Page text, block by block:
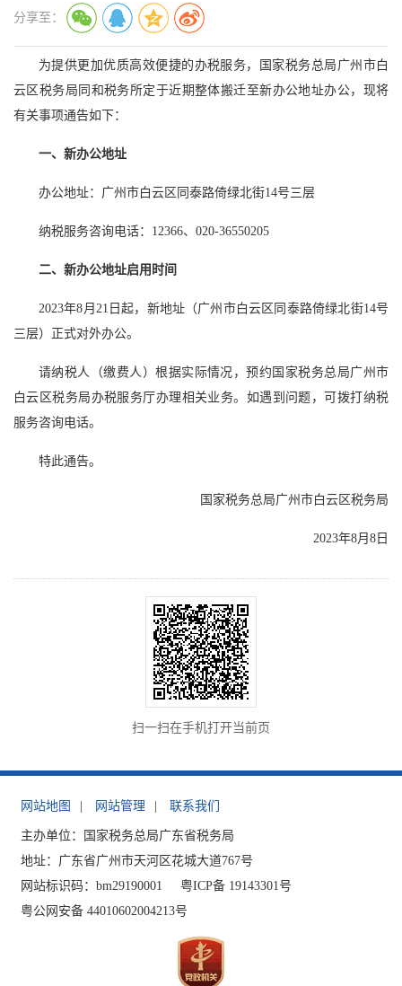
分享至：
为提供更加优质高效便捷的办税服务，国家税务总局广州市白
云区税务局同和税务所定于近期整体搬迁至新办公地址办公，现将
有关事项通告如下：
一、新办公地址
办公地址：广州市白云区同泰路倚绿北街14号三层
纳税服务咨询电话：12366、020-36550205
二、新办公地址启用时间
2023年8月21日起，新地址（广州市白云区同泰路倚绿北街14号
三层）正式对外办公。
请纳税人（缴费人）根据实际情况，预约国家税务总局广州市
白云区税务局办税服务厅办理相关业务。如遇到问题，可拨打纳税
服务咨询电话。
特此通告。
国家税务总局广州市白云区税务局
2023年8月8日
扫一扫在手机打开当前页
网站地图 网站管理 联系我们
主办单位：国家税务总局广东省税务局
地址：广东省广州市天河区花城大道767号
网站标识码：bm29190001
粤ICP备 19143301号
粤公网安备 44010602004213号